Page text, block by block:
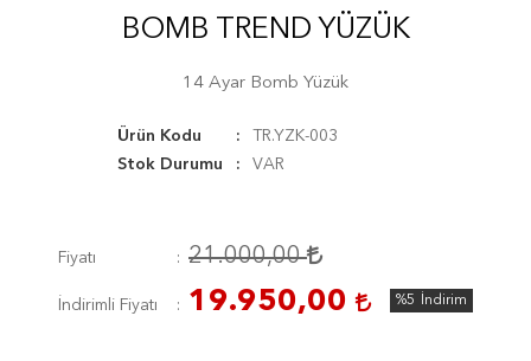
BOMB TREND YÜZÜK
14 Ayar Bomb Yüzük
Ürün Kodu
TR.YZK-003
Stok Durumu
VAR
Fiyatı 21.000,00
İndirimli Fiyatı 19.950,00 %5 İndirim